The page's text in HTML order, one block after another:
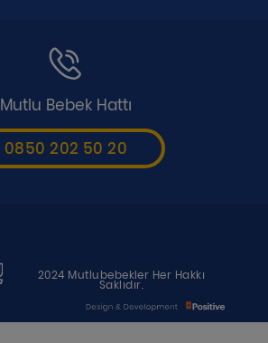
Mutlu Bebek Hattı
0850 202 50 20
2024 Mutlubebekler Her Hakkı
Saklıdır.